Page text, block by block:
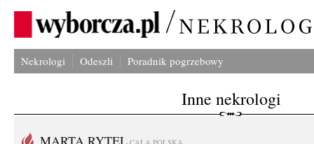
Nekrologi Odeszli Poradnik pogrzebowy
Inne nekrologi
MARTA RYTEL